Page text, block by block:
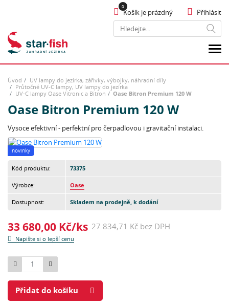
Hledat
Přihlásit
Košík je prázdný
Úvod
UV lampy do jezírka, zářivky, výbojky, náhradní díly
Průtočné UV-C lampy, UV lampy do jezírka
UV-C lampy Oase Vitronic a Bitron
Oase Bitron Premium 120 W
Oase Bitron Premium 120 W
Vysoce efektivní - perfektní pro čerpadlovou i gravitační instalaci.
novinky
Kód produktu: 73375
Výrobce: Oase
Dostupnost: Skladem na prodejně, k dodání
33 680,00 Kč/ks 27 834,71 Kč bez DPH
Napište si o lepší cenu
Počet
Přidat do košíku